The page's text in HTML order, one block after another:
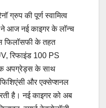
ग्रुप की पूर्ण स्वामित्व
ने आज नई काइगर के लॉन्च
फिलॉसफी के तहत
रिफाइंड 100 PS
अपग्रेड्स के साथ
और एक्सेप्शनल
है। नई काइगर को अब